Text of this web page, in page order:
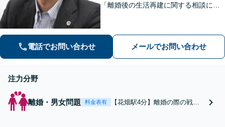
「離婚後の生活再建に関する相談に対
や立ち退き・明け渡しなどの賃貸トラ
ブル」【顧問契約可】
電話でお問い合わせ メールでお問い合わせ
注力分野
離婚・男女問題 料金表有
【花畑駅4分】離婚の際の戦略